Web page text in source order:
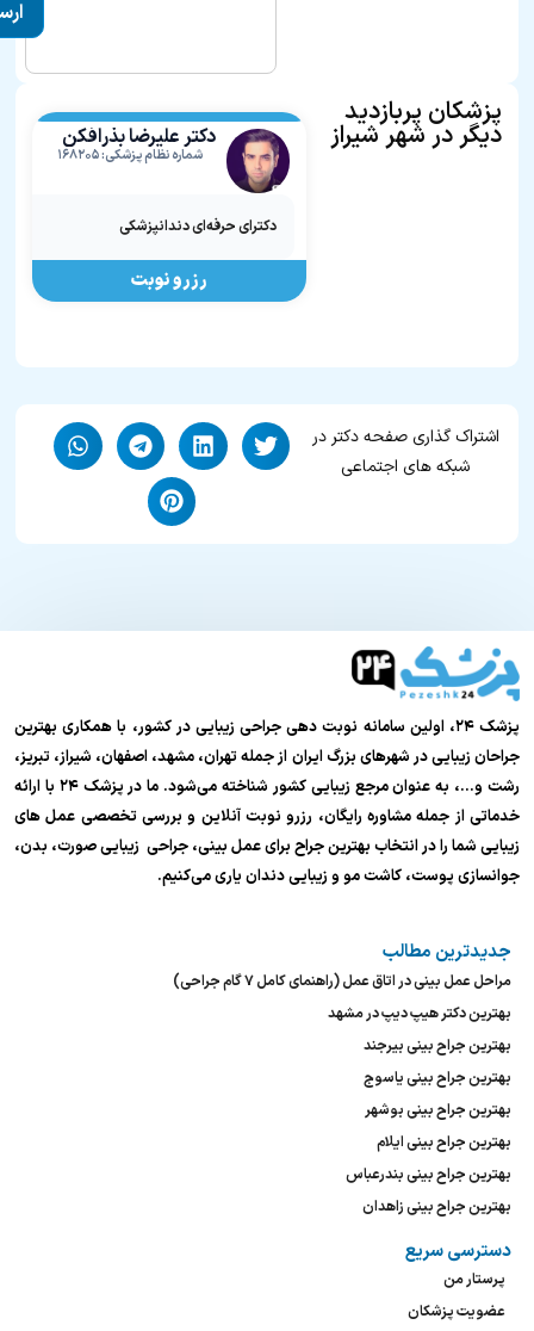
پزشکان پربازدید
دیگر در شهر شیراز دکتر علیرضا بذرافکن
شماره نظام پزشکی: ۱۶۸۲۰۵
دکترای حرفه‌ای دندانپزشکی
رزرو نوبت
اشتراک گذاری صفحه دکتر در
شبکه های اجتماعی
پزشک ۲۴، اولین سامانه نوبت دهی جراحی زیبایی در کشور، با همکاری بهترین
جراحان زیبایی در شهرهای بزرگ ایران از جمله تهران، مشهد، اصفهان، شیراز، تبریز،
رشت و…، به عنوان مرجع زیبایی کشور شناخته می‌شود. ما در پزشک ۲۴ با ارائه
خدماتی از جمله مشاوره رایگان، رزرو نوبت آنلاین و بررسی تخصصی عمل های
زیبایی شما را در انتخاب بهترین جراح برای عمل بینی، جراحی زیبایی صورت، بدن،
جوانسازی پوست، کاشت مو و زیبایی دندان یاری می‌کنیم.
جدیدترین مطالب
مراحل عمل بینی در اتاق عمل (راهنمای کامل ۷ گام جراحی)
بهترین دکتر هیپ دیپ در مشهد
بهترین جراح بینی بیرجند
بهترین جراح بینی یاسوج
بهترین جراح بینی بوشهر
بهترین جراح بینی ایلام
بهترین جراح بینی بندرعباس
بهترین جراح بینی زاهدان
دسترسی سریع
پرستار من
عضویت پزشکان